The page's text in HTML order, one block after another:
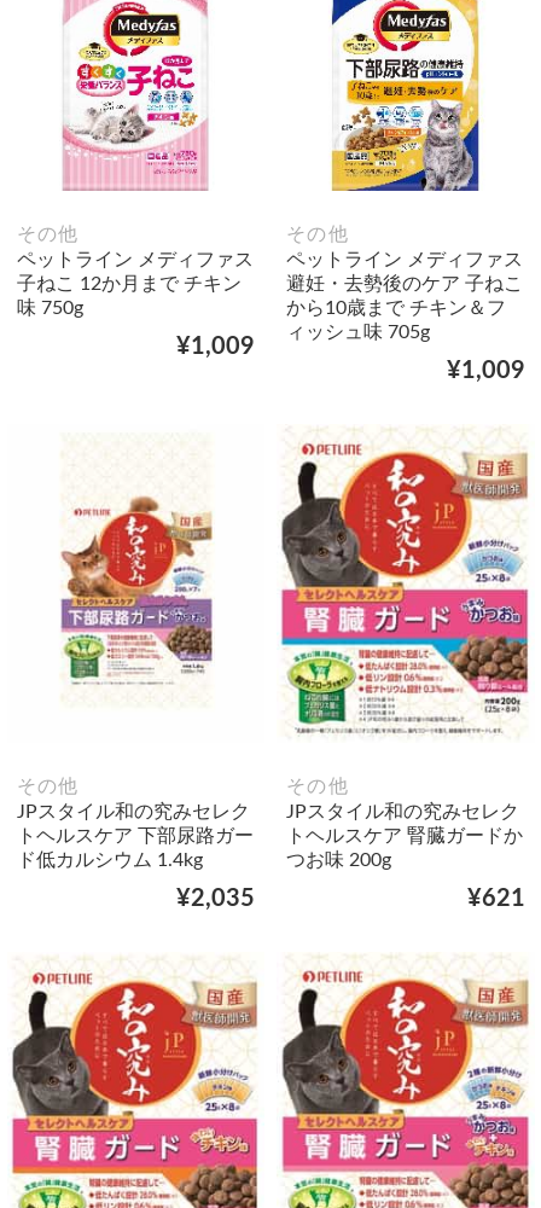
その他
ペットライン メディファス
子ねこ 12か月まで チキン
味 750g
¥1,009
その他
ペットライン メディファス
避妊・去勢後のケア 子ねこ
から10歳まで チキン＆フ
ィッシュ味 705g
¥1,009
その他
JPスタイル和の究みセレク
トヘルスケア 下部尿路ガー
ド低カルシウム 1.4kg
¥2,035
その他
JPスタイル和の究みセレク
トヘルスケア 腎臓ガードか
つお味 200g
¥621